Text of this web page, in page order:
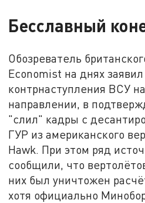
Бесславный
Обозреватель
Economist на днях
контрнаступления ВСУ
направлении, в
"слил" кадры с
ГУР из американского
Hawk. При этом ряд
сообщили, что
них был уничтожен
хотя официально